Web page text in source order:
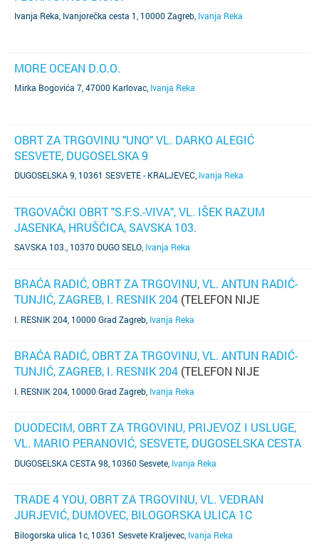
Ivanja Reka, Ivanjorečka cesta 1, 10000 Zagreb Ivanja Reka
MORE OCEAN D.O.O.
Mirka Bogovića 7, 47000 Karlovac Ivanja Reka
OBRT ZA TRGOVINU "UNO" VL. DARKO ALEGIĆ
SESVETE, DUGOSELSKA 9
DUGOSELSKA 9, 10361 SESVETE - KRALJEVEC Ivanja Reka
TRGOVAČKI OBRT "S.F.S.-VIVA", VL. IŠEK RAZUM
JASENKA, HRUŠĆICA, SAVSKA 103.
SAVSKA 103., 10370 DUGO SELO Ivanja Reka
BRAĆA RADIĆ, OBRT ZA TRGOVINU, VL. ANTUN RADIĆ-
TUNJIĆ, ZAGREB, I. RESNIK 204 (TELEFON NIJE
POZNAT)
I. RESNIK 204, 10000 Grad Zagreb Ivanja Reka
BRAĆA RADIĆ, OBRT ZA TRGOVINU, VL. ANTUN RADIĆ-
TUNJIĆ, ZAGREB, I. RESNIK 204 (TELEFON NIJE
POZNAT)
I. RESNIK 204, 10000 Grad Zagreb Ivanja Reka
DUODECIM, OBRT ZA TRGOVINU, PRIJEVOZ I USLUGE,
VL. MARIO PERANOVIĆ, SESVETE, DUGOSELSKA CESTA
98(TELEFON NIJE POZNAT)
DUGOSELSKA CESTA 98, 10360 Sesvete Ivanja Reka
TRADE 4 YOU, OBRT ZA TRGOVINU, VL. VEDRAN
JURJEVIĆ, DUMOVEC, BILOGORSKA ULICA 1C
(TELEFON NIJE POZNAT)
Bilogorska ulica 1c, 10361 Sesvete Kraljevec Ivanja Reka